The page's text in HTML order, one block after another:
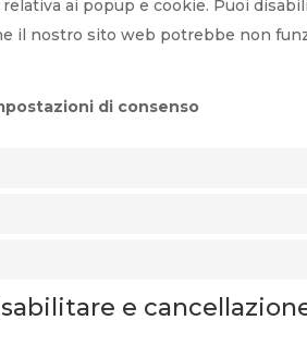
ai popup e cookie. Puoi
il nostro sito web potrebbe non
di consenso
e